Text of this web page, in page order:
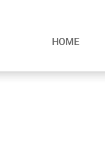
HOME